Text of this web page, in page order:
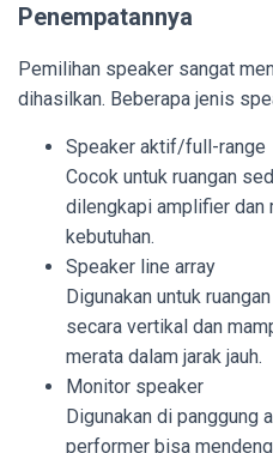
Penempatannya
Pemilihan speaker sangat
dihasilkan. Beberapa jenis
Speaker aktif/full-range
Cocok untuk ruangan
dilengkapi amplifier
kebutuhan.
Speaker line array
Digunakan untuk
secara vertikal dan
merata dalam jarak jauh.
Monitor speaker
Digunakan di panggung
performer bisa